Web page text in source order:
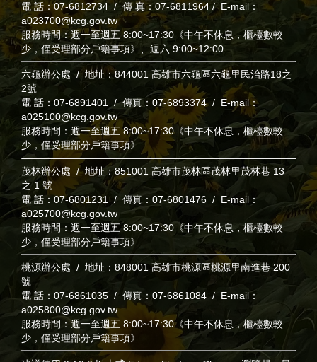
電 話：07-6812734 / 傳 真：07-6811964 / E-mail：
a023700@kcg.gov.tw
服務時間：週一至週五 8:00~17:30《中午不休息，櫃檯數較
少，僅受理部分戶籍事項》、週六 9:00~12:00
六龜辦公處 / 地址：844001 高雄市六龜區六龜里民治路18之
2號
電 話：07-6891401 / 傳真：07-6893374 / E-mail：
a025100@kcg.gov.tw
服務時間：週一至週五 8:00~17:30《中午不休息，櫃檯數較
少，僅受理部分戶籍事項》
茂林辦公處 / 地址：851001 高雄市茂林區茂林里茂林巷 13
之 1 號
電 話：07-6801231 / 傳真：07-6801476 / E-mail：
a025700@kcg.gov.tw
服務時間：週一至週五 8:00~17:30《中午不休息，櫃檯數較
少，僅受理部分戶籍事項》
桃源辦公處 / 地址：848001 高雄市桃源區桃源里南進巷 200
號
電 話：07-6861035 / 傳真：07-6861084 / E-mail：
a025800@kcg.gov.tw
服務時間：週一至週五 8:00~17:30《中午不休息，櫃檯數較
少，僅受理部分戶籍事項》